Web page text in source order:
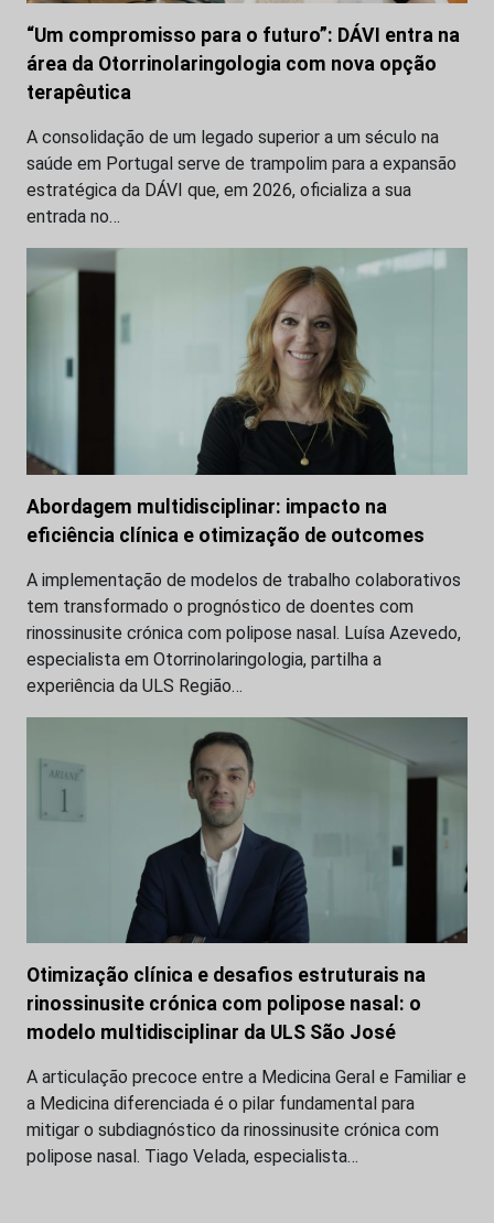
“Um compromisso para o futuro”: DÁVI entra na
área da Otorrinolaringologia com nova opção
terapêutica
A consolidação de um legado superior a um século na
saúde em Portugal serve de trampolim para a expansão
estratégica da DÁVI que, em 2026, oficializa a sua
entrada no…
Abordagem multidisciplinar: impacto na
eficiência clínica e otimização de outcomes
A implementação de modelos de trabalho colaborativos
tem transformado o prognóstico de doentes com
rinossinusite crónica com polipose nasal. Luísa Azevedo,
especialista em Otorrinolaringologia, partilha a
experiência da ULS Região…
Otimização clínica e desafios estruturais na
rinossinusite crónica com polipose nasal: o
modelo multidisciplinar da ULS São José
A articulação precoce entre a Medicina Geral e Familiar e
a Medicina diferenciada é o pilar fundamental para
mitigar o subdiagnóstico da rinossinusite crónica com
polipose nasal. Tiago Velada, especialista…